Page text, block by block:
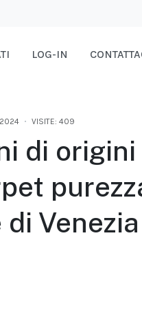
LOG-IN
VISITE: 409
di origini
Venezia